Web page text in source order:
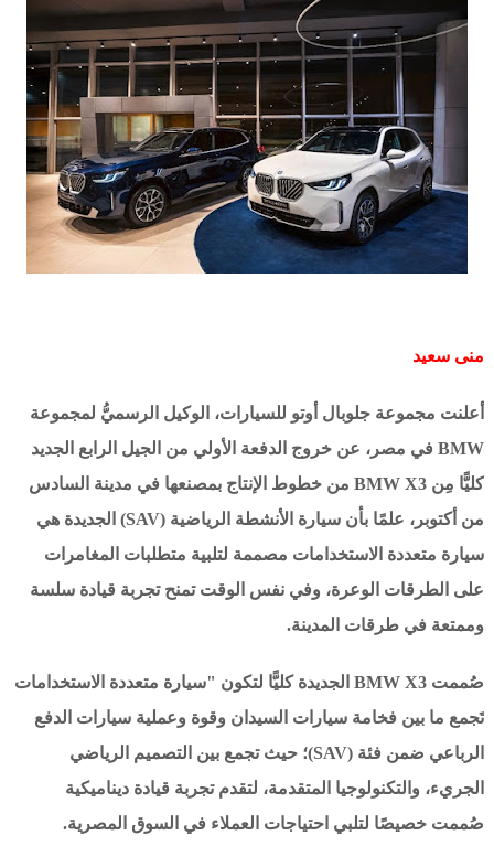
منى سعيد
أعلنت مجموعة جلوبال أوتو للسيارات، الوكيل الرسميُّ لمجموعة
BMW في مصر، عن خروج الدفعة الأولي من الجيل الرابع الجديد
كليًّا مِن BMW X3 من خطوط الإنتاج بمصنعها في مدينة السادس
من أكتوبر، علمًا بأن سيارة الأنشطة الرياضية (SAV) الجديدة هي
سيارة متعددة الاستخدامات مصممة لتلبية متطلبات المغامرات
على الطرقات الوعرة، وفي نفس الوقت تمنح تجربة قيادة سلسة
وممتعة في طرقات المدينة.
صُممت BMW X3 الجديدة كليًّا لتكون "سيارة متعددة الاستخدامات
تَجمع ما بين فخامة سيارات السيدان وقوة وعملية سيارات الدفع
الرباعي ضمن فئة (SAV)؛ حيث تجمع بين التصميم الرياضي
الجريء، والتكنولوجيا المتقدمة، لتقدم تجربة قيادة ديناميكية
صُممت خصيصًا لتلبي احتياجات العملاء في السوق المصرية.